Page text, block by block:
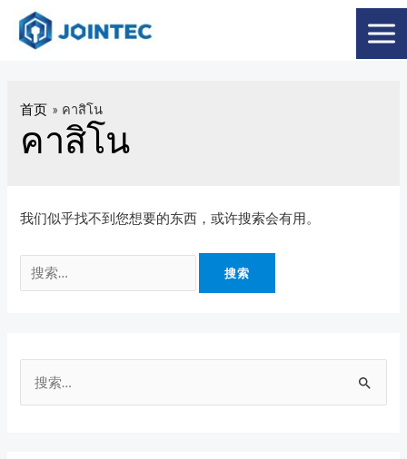
首页 คาสิโน
คาสิโน
我们似乎找不到您想要的东西，或许搜索会有用。